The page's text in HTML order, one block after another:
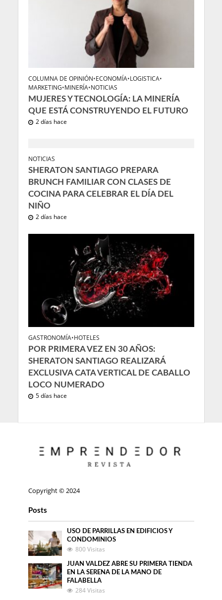
COLUMNA DE OPINIÓN•ECONOMÍA•LOGISTICA•
MARKETING•MINERÍA•NOTICIAS
MUJERES Y TECNOLOGÍA: LA MINERÍA
QUE ESTÁ CONSTRUYENDO EL FUTURO
2 días hace
NOTICIAS
SHERATON SANTIAGO PREPARA
BRUNCH FAMILIAR CON CLASES DE
COCINA PARA CELEBRAR EL DÍA DEL
NIÑO
2 días hace
GASTRONOMÍA•HOTELES
POR PRIMERA VEZ EN 30 AÑOS:
SHERATON SANTIAGO REALIZARÁ
EXCLUSIVA CATA VERTICAL DE CABALLO
LOCO NUMERADO
5 días hace
Copyright © 2024
Posts
USO DE PARRILLAS EN EDIFICIOS Y
CONDOMINIOS
800 Visitas
JUAN VALDEZ ABRE SU PRIMERA TIENDA
EN LA SERENA DE LA MANO DE
FALABELLA
284 Visitas